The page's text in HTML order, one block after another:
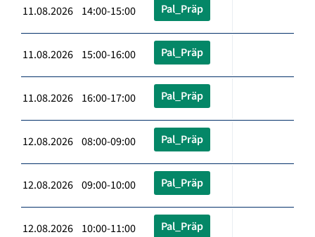
11.08.2026 14:00-15:00 Pal_Präp
11.08.2026 15:00-16:00 Pal_Präp
11.08.2026 16:00-17:00 Pal_Präp
12.08.2026 08:00-09:00 Pal_Präp
12.08.2026 09:00-10:00 Pal_Präp
12.08.2026 10:00-11:00 Pal_Präp